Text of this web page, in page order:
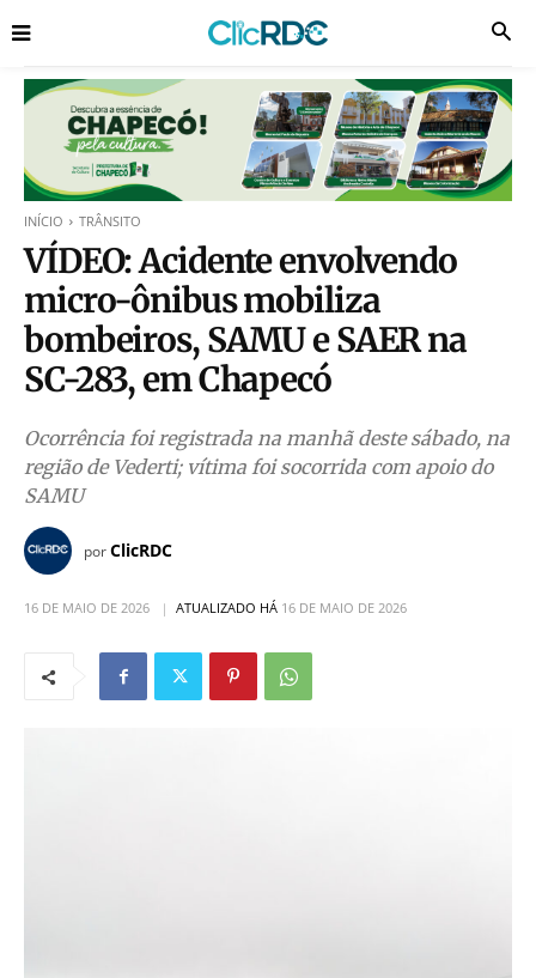
INÍCIO TRÂNSITO
VÍDEO: Acidente envolvendo
micro-ônibus mobiliza
bombeiros, SAMU e SAER na
SC-283, em Chapecó
Ocorrência foi registrada na manhã deste sábado, na
região de Vederti; vítima foi socorrida com apoio do
SAMU
porClicRDC
16 DE MAIO DE 2026 ATUALIZADO HÁ 16 DE MAIO DE 2026